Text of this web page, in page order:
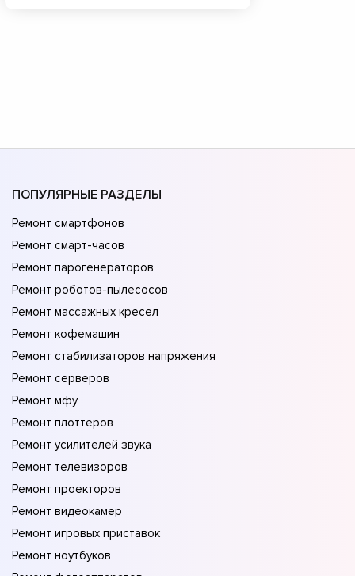
ПОПУЛЯРНЫЕ РАЗДЕЛЫ
Ремонт смартфонов
Ремонт смарт-часов
Ремонт парогенераторов
Ремонт роботов-пылесосов
Ремонт массажных кресел
Ремонт кофемашин
Ремонт стабилизаторов напряжения
Ремонт серверов
Ремонт мфу
Ремонт плоттеров
Ремонт усилителей звука
Ремонт телевизоров
Ремонт проекторов
Ремонт видеокамер
Ремонт игровых приставок
Ремонт ноутбуков